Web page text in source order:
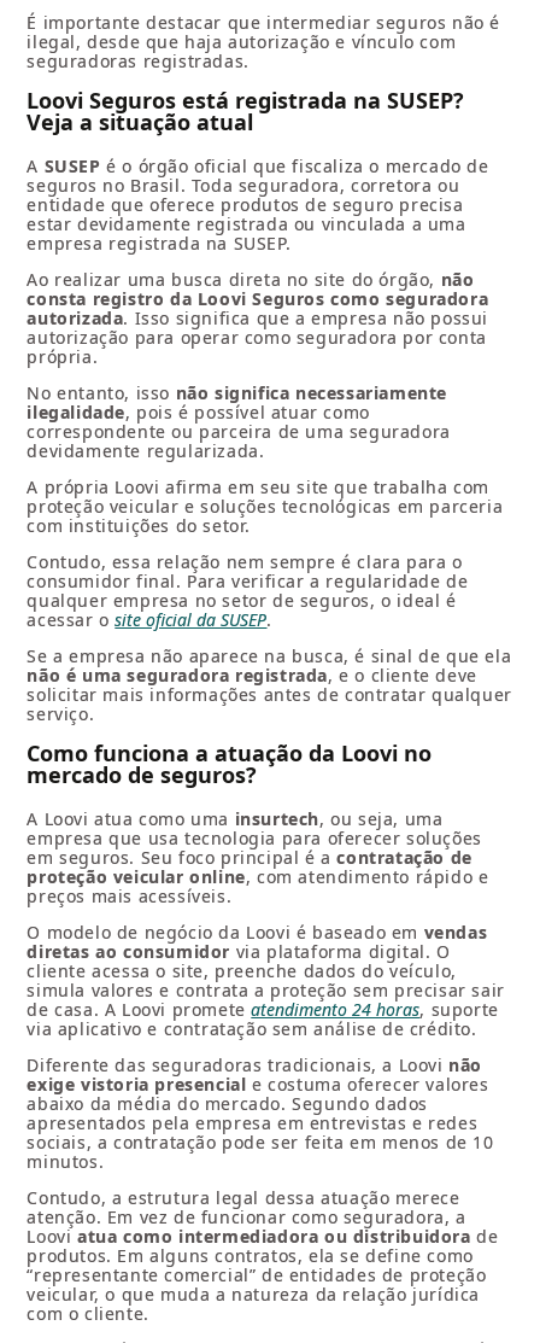
É importante destacar que intermediar seguros não é
ilegal, desde que haja autorização e vínculo com
seguradoras registradas.
Loovi Seguros está registrada na SUSEP?
Veja a situação atual
A SUSEPé o órgão oficial que fiscaliza o mercado de
seguros no Brasil. Toda seguradora, corretora ou
entidade que oferece produtos de seguro precisa
estar devidamente registrada ou vinculada a uma
empresa registrada na SUSEP.
Ao realizar uma busca direta no site do órgão, não
consta registro da Loovi Seguros como seguradora
autorizada. Isso significa que a empresa não possui
autorização para operar como seguradora por conta
própria.
No entanto, isso não significa necessariamente
ilegalidade, pois é possível atuar como
correspondente ou parceira de uma seguradora
devidamente regularizada.
A própria Loovi afirma em seu site que trabalha com
proteção veicular e soluções tecnológicas em parceria
com instituições do setor.
Contudo, essa relação nem sempre é clara para o
consumidor final. Para verificar a regularidade de
qualquer empresa no setor de seguros, o ideal é
acessar osite oficial da SUSEP.
Se a empresa não aparece na busca, é sinal de que ela
não é uma seguradora registrada, e o cliente deve
solicitar mais informações antes de contratar qualquer
serviço.
Como funciona a atuação da Loovi no
mercado de seguros?
A Loovi atua como uma insurtech, ou seja, uma
empresa que usa tecnologia para oferecer soluções
em seguros. Seu foco principal é acontratação de
proteção veicular online, com atendimento rápido e
preços mais acessíveis.
O modelo de negócio da Loovi é baseado em vendas
diretas ao consumidor via plataforma digital. O
cliente acessa o site, preenche dados do veículo,
simula valores e contrata a proteção sem precisar sair
de casa. A Loovi prometeatendimento 24 horas, suporte
via aplicativo e contratação sem análise de crédito.
Diferente das seguradoras tradicionais, a Loovi não
exige vistoria presencial e costuma oferecer valores
abaixo da média do mercado. Segundo dados
apresentados pela empresa em entrevistas e redes
sociais, a contratação pode ser feita em menos de 10
minutos.
Contudo, a estrutura legal dessa atuação merece
atenção. Em vez de funcionar como seguradora, a
Looviatua como intermediadora ou distribuidora de
produtos. Em alguns contratos, ela se define como
“representante comercial” de entidades de proteção
veicular, o que muda a natureza da relação jurídica
com o cliente.